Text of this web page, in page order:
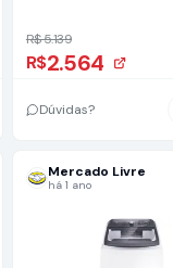
R$ 5.139
R$2.564
Dúvidas?
Mercado Livre
há 1 ano